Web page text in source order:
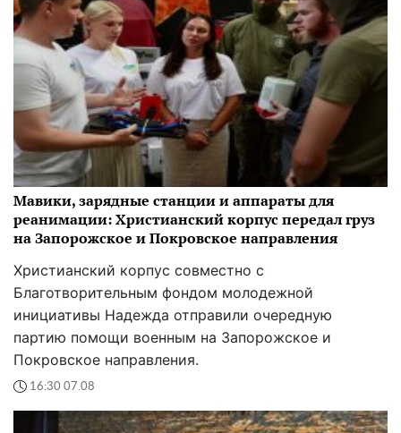
Мавики, зарядные станции и аппараты для
реанимации: Христианский корпус передал груз
на Запорожское и Покровское направления
Христианский корпус совместно с
Благотворительным фондом молодежной
инициативы Надежда отправили очередную
партию помощи военным на Запорожское и
Покровское направления.
16:30 07.08